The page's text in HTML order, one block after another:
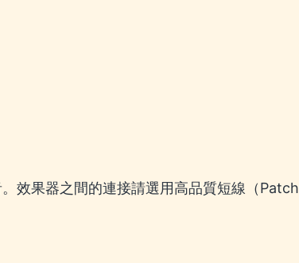
效果器之間的連接請選用高品質短線（